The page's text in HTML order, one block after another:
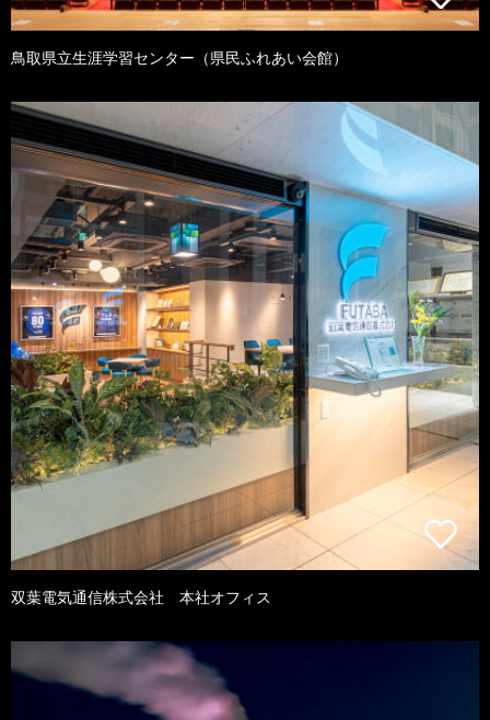
鳥取県立生涯学習センター（県民ふれあい会館）
双葉電気通信株式会社 本社オフィス